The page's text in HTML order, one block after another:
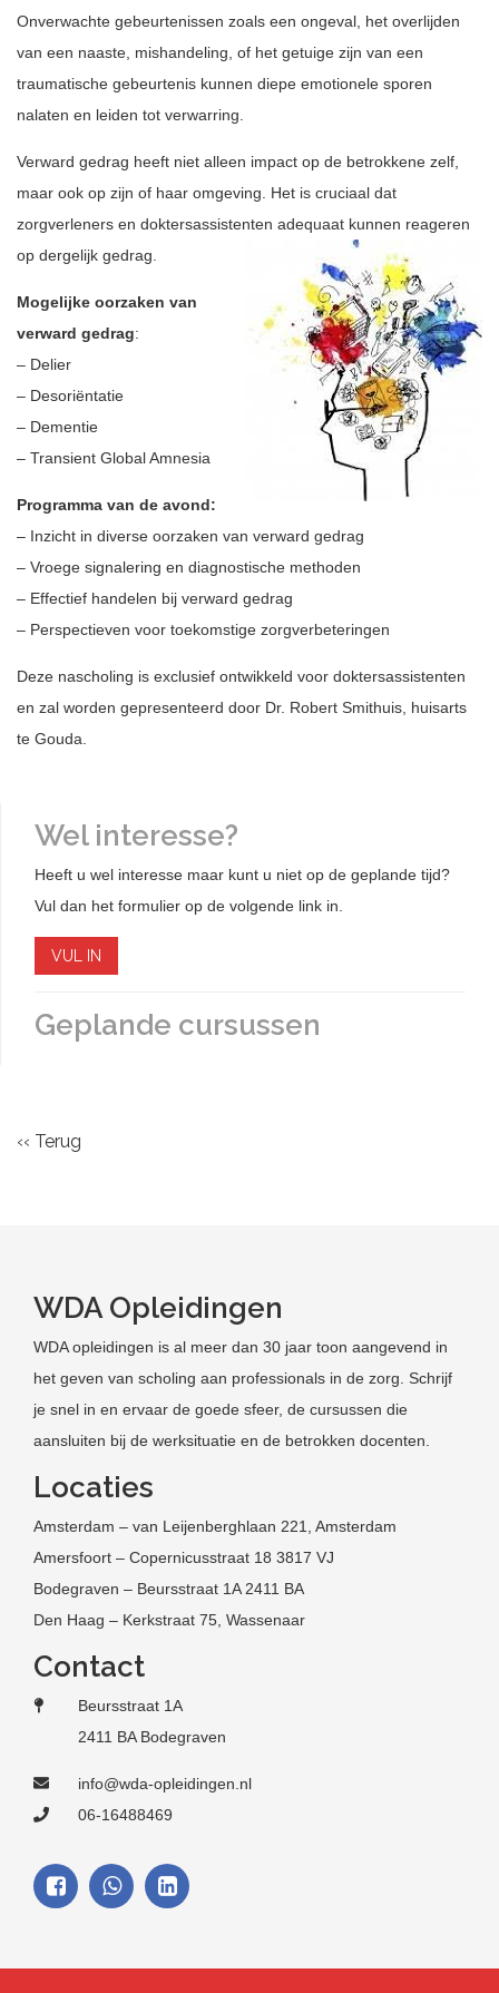
Onverwachte gebeurtenissen zoals een ongeval, het overlijden
van een naaste, mishandeling, of het getuige zijn van een
traumatische gebeurtenis kunnen diepe emotionele sporen
nalaten en leiden tot verwarring.
Verward gedrag heeft niet alleen impact op de betrokkene zelf,
maar ook op zijn of haar omgeving. Het is cruciaal dat
zorgverleners en doktersassistenten adequaat kunnen reageren
op dergelijk gedrag.
Mogelijke oorzaken van
verward gedrag:
– Delier
– Desoriëntatie
– Dementie
– Transient Global Amnesia
Programma van de avond:
– Inzicht in diverse oorzaken van verward gedrag
– Vroege signalering en diagnostische methoden
– Effectief handelen bij verward gedrag
– Perspectieven voor toekomstige zorgverbeteringen
Deze nascholing is exclusief ontwikkeld voor doktersassistenten
en zal worden gepresenteerd door Dr. Robert Smithuis, huisarts
te Gouda.
Wel interesse?
Heeft u wel interesse maar kunt u niet op de geplande tijd?
Vul dan het formulier op de volgende link in.
VUL IN
Geplande cursussen
‹‹ Terug
WDA Opleidingen
WDA opleidingen is al meer dan 30 jaar toon aangevend in
het geven van scholing aan professionals in de zorg. Schrijf
je snel in en ervaar de goede sfeer, de cursussen die
aansluiten bij de werksituatie en de betrokken docenten.
Locaties
Amsterdam – van Leijenberghlaan 221, Amsterdam
Amersfoort – Copernicusstraat 18 3817 VJ
Bodegraven – Beursstraat 1A 2411 BA
Den Haag – Kerkstraat 75, Wassenaar
Contact
Beursstraat 1A
2411 BA Bodegraven
info@wda-opleidingen.nl
06-16488469